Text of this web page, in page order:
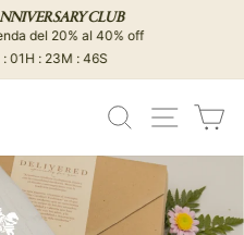
CLUB
20% al 40% off
23M : 45S
BUSCAR